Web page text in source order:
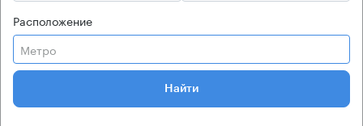
Расположение
Метро
Найти